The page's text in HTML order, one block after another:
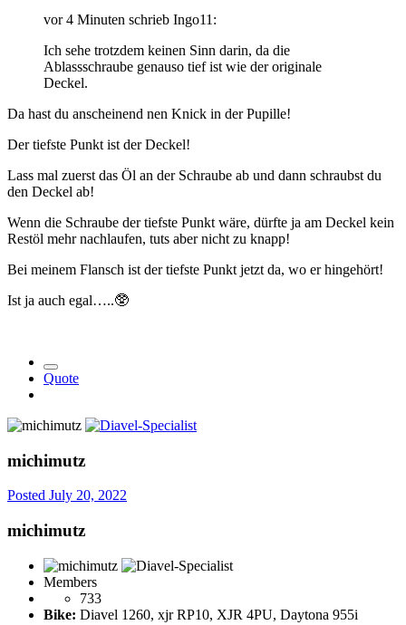
vor 4 Minuten schrieb Ingo11:
Ich sehe trotzdem keinen Sinn darin, da die
Ablassschraube genauso tief ist wie der originale
Deckel.
Da hast du anscheinend nen Knick in der Pupille!
Der tiefste Punkt ist der Deckel!
Lass mal zuerst das Öl an der Schraube ab und dann schraubst du
den Deckel ab!
Wenn die Schraube der tiefste Punkt wäre, dürfte ja am Deckel kein
Restöl mehr nachlaufen, tuts aber nicht zu knapp!
Bei meinem Flansch ist der tiefste Punkt jetzt da, wo er hingehört!
Ist ja auch egal…..🥸
Quote
michimutz
Posted July 20, 2022
michimutz
Members
733
Bike: Diavel 1260, xjr RP10, XJR 4PU, Daytona 955i